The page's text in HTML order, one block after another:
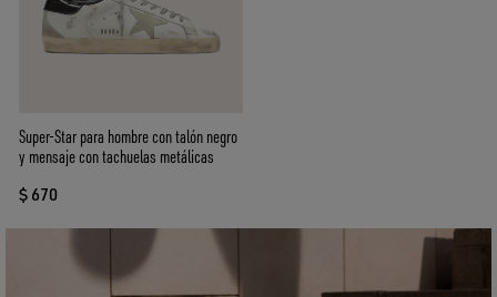
Super-Star para hombre con talón negro
y mensaje con tachuelas metálicas
$ 670